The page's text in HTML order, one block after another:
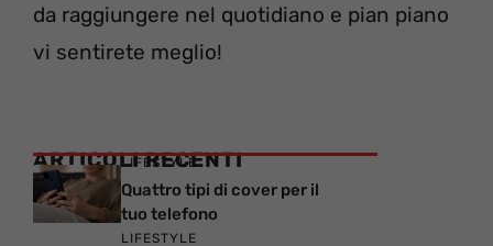
da raggiungere nel quotidiano e pian piano
vi sentirete meglio!
ARTICOLI RECENTI
LIFESTYLE
Quattro tipi di cover per il
tuo telefono
LIFESTYLE